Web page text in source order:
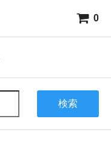
0
検索